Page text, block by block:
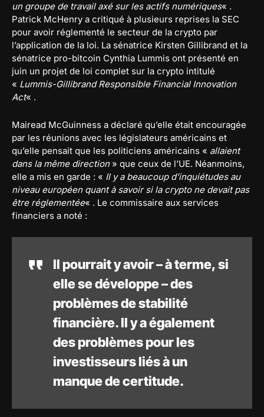
un groupe de travail axé sur les actifs numériques« .
Patrick McHenry a critiqué à plusieurs reprises la SEC
pour avoir réglementé le secteur de la crypto par
l’application de la loi. La sénatrice Kirsten Gillibrand et la
sénatrice pro-bitcoin Cynthia Lummis ont présenté en
juin un projet de loi complet sur la crypto intitulé
« Lummis-Gillibrand Responsible Financial Innovation
Act« .
Mairead McGuinness a déclaré qu’elle était encouragée
par les réunions avec les législateurs américains et
qu’elle pensait que les politiciens américains « allaient
dans la même direction» que ceux de l’UE. Néanmoins,
elle a mis en garde : « Il y a beaucoup d’inquiétudes au
niveau européen quant à savoir si la crypto ne devait pas
être réglementée« . Le commissaire aux services
financiers a noté :
Il pourrait y avoir – à terme, si
elle se développe – des
problèmes de stabilité
financière. Il y a également
des problèmes pour les
investisseurs liés à un
manque de certitude.